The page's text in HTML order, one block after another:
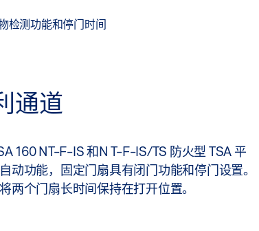
检测功能和停门时间
通道
160 NT-F-IS 和N T-F-IS/TS 防火型 TSA 平
功能，固定门扇具有闭门功能和停门设置。
个门扇长时间保持在打开位置。